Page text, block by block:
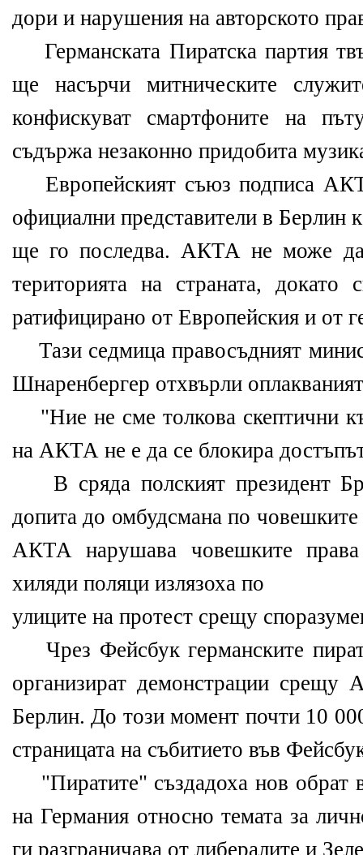
дори и нарушения на авторското
Германската Пиратска партия
ще насърчи митническите
конфискуват смартфоните на
съдържа незаконно придобита
Европейският съюз подписа
официални представители в Берлин
ще го последва. АКТА не може да
територията на страната, докато
ратифицирано от Европейския и от
Тази седмица правосъдният
Шнаренбергер отхвърли
"Ние не сме толкова скептични
на АКТА не е да се блокира
В сряда полският президент
допита до омбудсмана по човешките
АКТА нарушава човешките права
хиляди поляци излязоха по
улиците на протест срещу
Чрез Фейсбук германските
организират демонстрации
Берлин. До този момент почти 10
страницата на събитието във
"Пиратите" създадоха нов обрат в
на Германия относно темата за
ги разграничава от либералите и